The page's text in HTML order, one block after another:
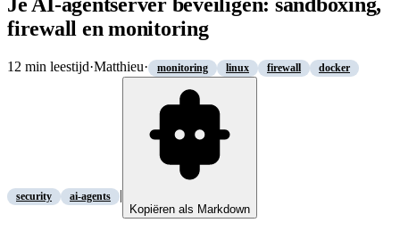
firewall en monitoring
12 min leestijd·Matthieu· monitoring linux firewall docker
security ai-agents |
Kopiëren als Markdown